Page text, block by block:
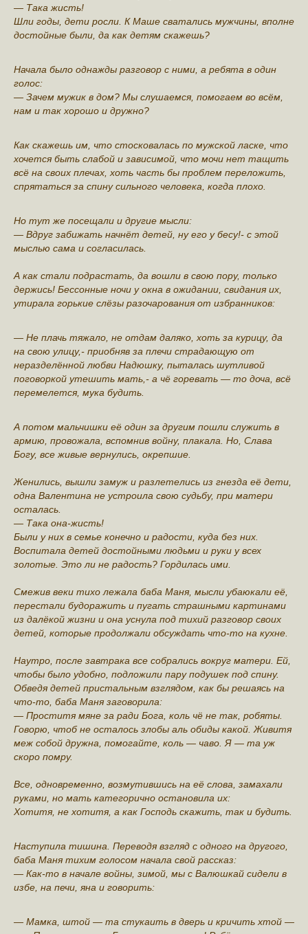
— Така жисть!
Шли годы, дети росли. К Маше сватались мужчины, вполне
достойные были, да как детям скажешь?
Начала было однажды разговор с ними, а ребята в один
голос:
— Зачем мужик в дом? Мы слушаемся, помогаем во всём,
нам и так хорошо и дружно?
Как скажешь им, что стосковалась по мужской ласке, что
хочется быть слабой и зависимой, что мочи нет тащить
всё на своих плечах, хоть часть бы проблем переложить,
спрятаться за спину сильного человека, когда плохо.
Но тут же посещали и другие мысли:
— Вдруг забижать начнёт детей, ну его у бесу!- с этой
мыслью сама и согласилась.
А как стали подрастать, да вошли в свою пору, только
держись! Бессонные ночи у окна в ожидании, свидания их,
утирала горькие слёзы разочарования от избранников:
— Не плачь тяжало, не отдам даляко, хоть за курицу, да
на свою улицу,- приобняв за плечи страдающую от
неразделённой любви Надюшку, пыталась шутливой
поговоркой утешить мать,- а чё горевать — то доча, всё
перемелется, мука будить.
А потом мальчишки её один за другим пошли служить в
армию, провожала, вспомнив войну, плакала. Но, Слава
Богу, все живые вернулись, окрепшие.
Женились, вышли замуж и разлетелись из гнезда её дети,
одна Валентина не устроила свою судьбу, при матери
осталась.
— Така она-жисть!
Были у них в семье конечно и радости, куда без них.
Воспитала детей достойными людьми и руки у всех
золотые. Это ли не радость? Гордилась ими.
Смежив веки тихо лежала баба Маня, мысли убаюкали её,
перестали будоражить и пугать страшными картинами
из далёкой жизни и она уснула под тихий разговор своих
детей, которые продолжали обсуждать что-то на кухне.
Наутро, после завтрака все собрались вокруг матери. Ей,
чтобы было удобно, подложили пару подушек под спину.
Обведя детей пристальным взглядом, как бы решаясь на
что-то, баба Маня заговорила:
— Проститя мяне за ради Бога, коль чё не так, робяты.
Говорю, чтоб не осталось злобы аль обиды какой. Живитя
меж собой дружна, помогайте, коль — чаво. Я — та уж
скоро помру.
Все, одновременно, возмутившись на её слова, замахали
руками, но мать категорично остановила их:
Хотитя, не хотитя, а как Господь скажить, так и будить.
Наступила тишина. Переводя взгляд с одного на другого,
баба Маня тихим голосом начала свой рассказ:
— Как-то в начале войны, зимой, мы с Валюшкай сидели в
избе, на печи, яна и говорить:
— Мамка, штой — та стукаить в дверь и кричить хтой —